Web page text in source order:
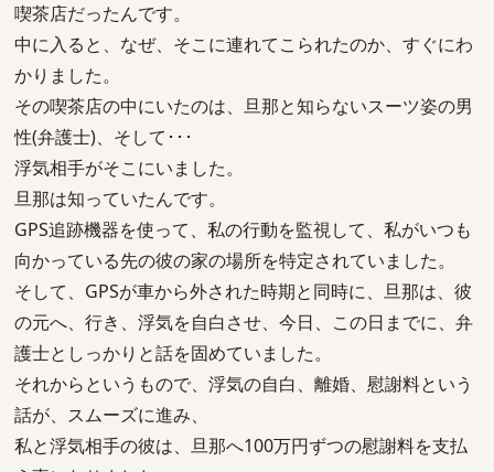
喫茶店だったんです。
中に入ると、なぜ、そこに連れてこられたのか、すぐにわ
かりました。
その喫茶店の中にいたのは、旦那と知らないスーツ姿の男
性(弁護士)、そして･･･
浮気相手がそこにいました。
旦那は知っていたんです。
GPS追跡機器を使って、私の行動を監視して、私がいつも
向かっている先の彼の家の場所を特定されていました。
そして、GPSが車から外された時期と同時に、旦那は、彼
の元へ、行き、浮気を自白させ、今日、この日までに、弁
護士としっかりと話を固めていました。
それからというもので、浮気の自白、離婚、慰謝料という
話が、スムーズに進み、
私と浮気相手の彼は、旦那へ100万円ずつの慰謝料を支払